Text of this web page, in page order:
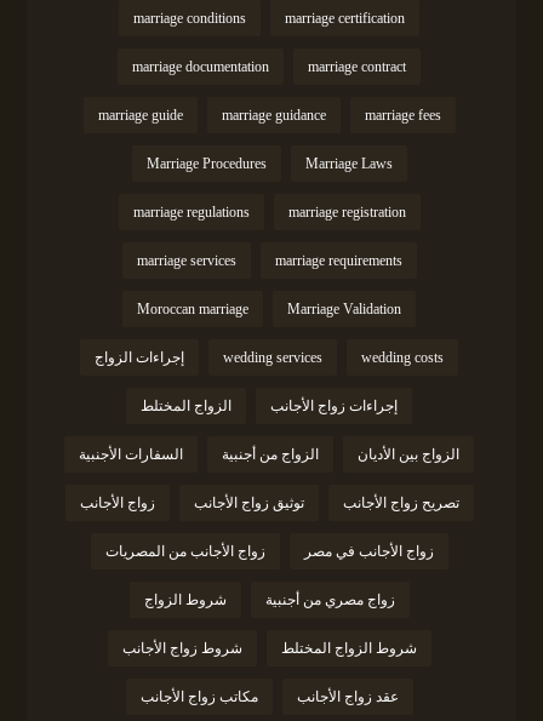
marriage certification
marriage conditions
marriage contract
marriage documentation
marriage fees
marriage guidance
marriage guide
Marriage Laws
Marriage Procedures
marriage registration
marriage regulations
marriage requirements
marriage services
Marriage Validation
Moroccan marriage
wedding costs
wedding services إجراءات الزواج
إجراءات زواج الأجانب الزواج المختلط
الزواج بين الأديان الزواج من أجنبية السفارات الأجنبية
تصريح زواج الأجانب توثيق زواج الأجانب زواج الأجانب
زواج الأجانب في مصر زواج الأجانب من المصريات
زواج مصري من أجنبية شروط الزواج
شروط الزواج المختلط شروط زواج الأجانب
عقد زواج الأجانب مكاتب زواج الأجانب